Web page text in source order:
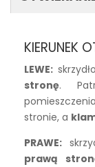
KIERUNEK
LEWE: skrzydło
stronę.
stronie, a
PRAWE:
prawą